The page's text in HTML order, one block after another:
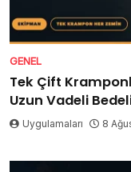
GENEL
Tek Çift
Uzun Vadeli
Uygulamaları 8